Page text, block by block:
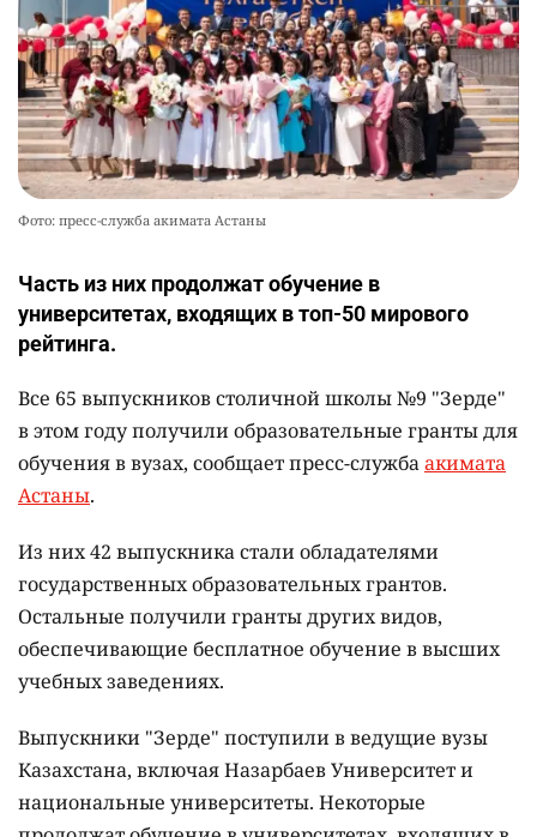
Фото: пресс-служба акимата Астаны
Часть из них продолжат обучение в
университетах, входящих в топ-50 мирового
рейтинга.
Все 65 выпускников столичной школы №9 "Зерде"
в этом году получили образовательные гранты для
обучения в вузах, сообщает пресс-службаакимата
Астаны.
Из них 42 выпускника стали обладателями
государственных образовательных грантов.
Остальные получили гранты других видов,
обеспечивающие бесплатное обучение в высших
учебных заведениях.
Выпускники "Зерде" поступили в ведущие вузы
Казахстана, включая Назарбаев Университет и
национальные университеты. Некоторые